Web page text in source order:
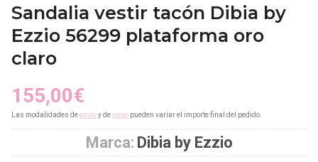
Sandalia vestir tacón Dibia by
Ezzio 56299 plataforma oro
claro
155,00€
Las modalidades deenvíoy de pago pueden variar el importe final del pedido.
Marca: Dibia by Ezzio